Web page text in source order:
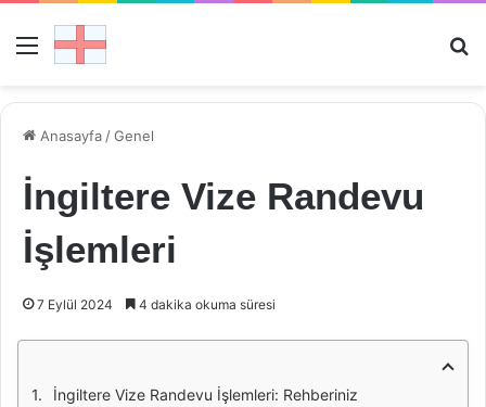
Menü
Anasayfa /Genel
İngiltere Vize Randevu
İşlemleri
7 Eylül 2024 4 dakika okuma süresi
İngiltere Vize Randevu İşlemleri: Rehberiniz